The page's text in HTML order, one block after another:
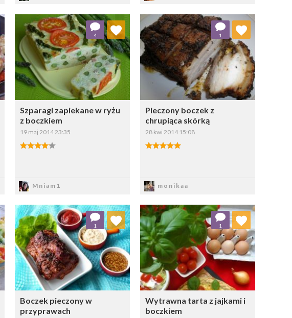
Szparagi zapiekane w ryżu
z boczkiem
19 maj 2014 23:35
Mniam1
4
Dodaj do ulubionych
Wybierz listę:
Pieczony boczek z
chrupiąca skórką
28 kwi 2014 15:08
monikaa
1
Dodaj do ulubionych
Wybierz listę:
Boczek pieczony w
przyprawach
1
Dodaj do ulubionych
Wybierz listę:
Wytrawna tarta z jajkami i
boczkiem
1
Dodaj do ulubionych
Wybierz listę: